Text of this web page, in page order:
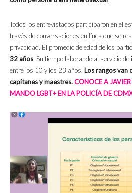
Todos los entrevistados participaron en el
través de conversaciones en línea que se
privacidad. El promedio de edad de los
32 años. Su tiempo laborando al servicio
entre los 10 y los 23 años. Los rangos van
capitanes y maestres.CONOCE A JAVIER
MANDO LGBT+ EN LA POLICÍA DE